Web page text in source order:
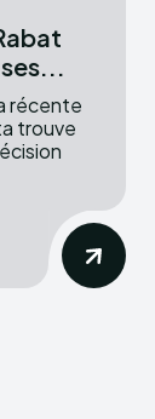
récente
trouve